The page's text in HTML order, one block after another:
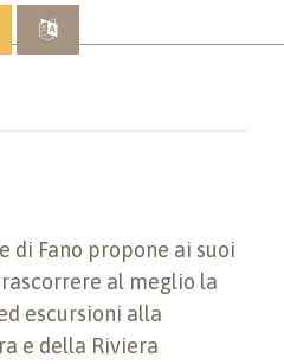
di Fano propone ai suoi
al meglio la
escursioni alla
e della Riviera